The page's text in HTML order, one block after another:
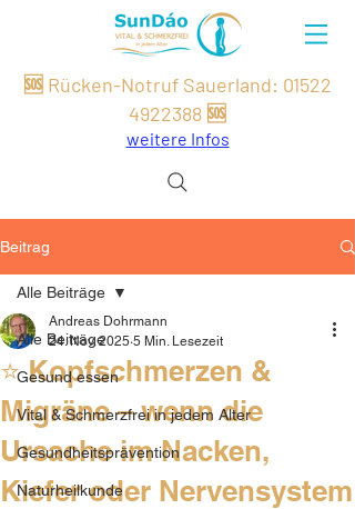
🆘 Rücken-Notruf Sauerland: 01522
4922388 🆘
weitere Infos
Beitrag
Alle Beiträge
Gesund essen
Vital & Schmerzfrei in jedem Alter
Gesundheitsprävention
Naturheilkunde
Alle Beiträge
⭐ Kopfschmerzen &
Migräne – wenn die
Ursache im Nacken,
Kiefer oder Nervensystem
Andreas Dohrmann
24. Nov. 2025 5 Min. Lesezeit